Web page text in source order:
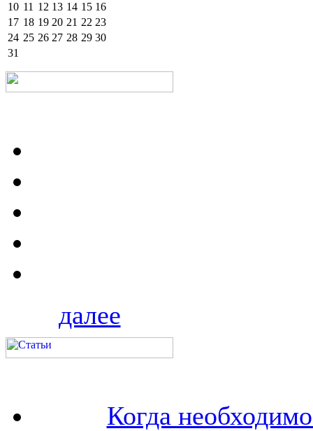
10 11 12 13 14 15 16
17 18 19 20 21 22 23
24 25 26 27 28 29 30
31
далее
Когда